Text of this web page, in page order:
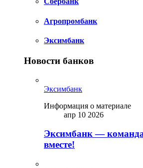
Агропромбанк
Эксимбанк
Новости банков
Эксимбанк
Информация о материале
апр 10 2026
Эксимбанк —
вместе!